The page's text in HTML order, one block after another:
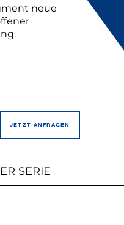
neue
JETZT ANFRAGEN
SERIE